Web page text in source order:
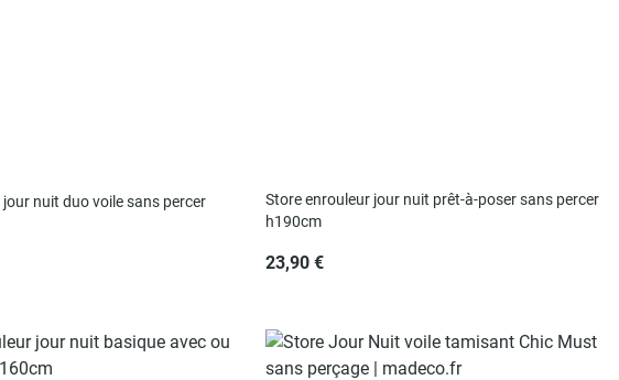
nuit duo voile sans percer
Store enrouleur jour nuit prêt-à-poser sans percer
h190cm
23,90 €